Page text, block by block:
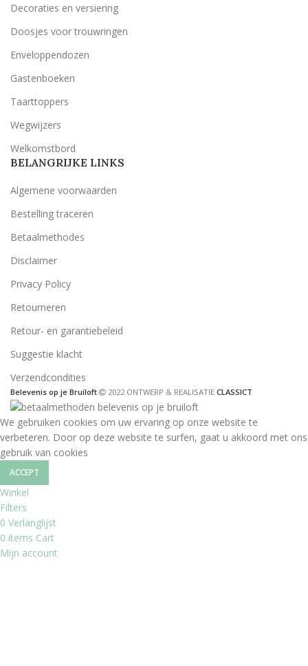
Decoraties en versiering
Doosjes voor trouwringen
Enveloppendozen
Gastenboeken
Taarttoppers
Wegwijzers
Welkomstbord
BELANGRIJKE LINKS
Algemene voorwaarden
Bestelling traceren
Betaalmethodes
Disclaimer
Privacy Policy
Retourneren
Retour- en garantiebeleid
Suggestie klacht
Verzendcondities
Belevenis op je Bruiloft 2022 ONTWERP & REALISATIE CLASSICT
We gebruiken cookies om uw ervaring op onze website te
verbeteren. Door op deze website te surfen, gaat u akkoord met ons
gebruik van cookies
ACCEPT
Winkel
Filters
0 Verlanglijst
0 items Cart
Mijn account